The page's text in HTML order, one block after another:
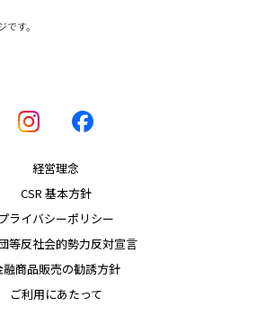
す。
経営理念
CSR 基本方針
ライバシーポリシー
等反社会的勢力反対宣言
融商品販売の勧誘方針
ご利用にあたって